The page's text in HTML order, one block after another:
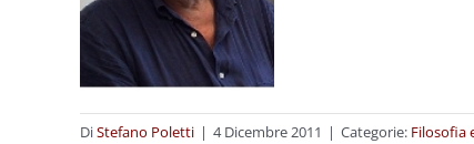
DiStefano Poletti | 4 Dicembre 2011 | Categorie: Filosofia